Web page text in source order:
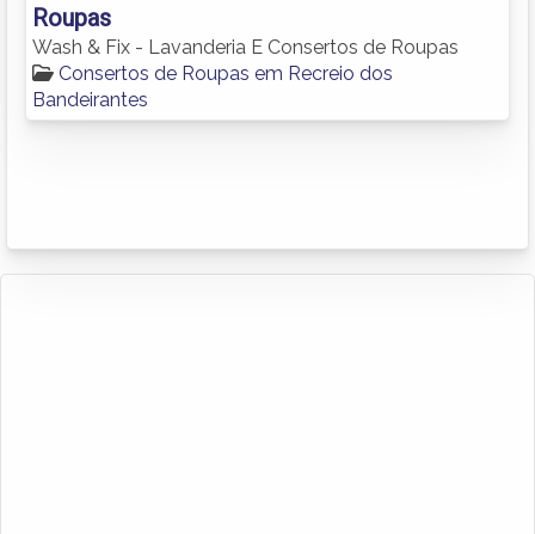
Roupas
Wash & Fix - Lavanderia E Consertos de Roupas
Consertos de Roupas em Recreio dos
Bandeirantes